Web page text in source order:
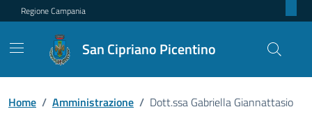
Regione Campania
San Cipriano Picentino
Home / Amministrazione / Dott.ssa Gabriella Giannattasio